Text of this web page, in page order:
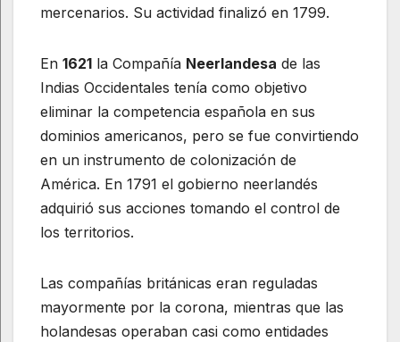
mercenarios. Su actividad finalizó en 1799.
En 1621 la Compañía Neerlandesa de las
Indias Occidentales tenía como objetivo
eliminar la competencia española en sus
dominios americanos, pero se fue convirtiendo
en un instrumento de colonización de
América. En 1791 el gobierno neerlandés
adquirió sus acciones tomando el control de
los territorios.
Las compañías británicas eran reguladas
mayormente por la corona, mientras que las
holandesas operaban casi como entidades